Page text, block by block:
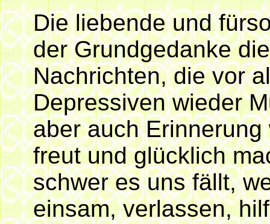
Die liebende und
der Grundgedanke
Nachrichten, die vor
Depressiven wieder
aber auch
freut und glücklich
schwer es uns fällt,
einsam, verlassen,